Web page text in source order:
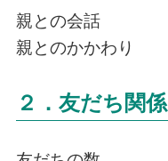
親との会話
親とのかかわり
２．友だち関係